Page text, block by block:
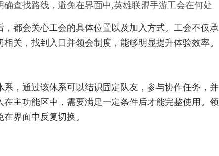
查找路线，避免在界面中,英雄联盟手游工会在何处
都会关心工会的具体位置以及加入方式。工会不仅承
关，找到入口并领会制度，能够明显提升体验效率。
，通过该体系可以结识固定队友，参与协作任务，并
主功能区中，需要满足一定条件后才能完整使用。领
界面中反复切换。